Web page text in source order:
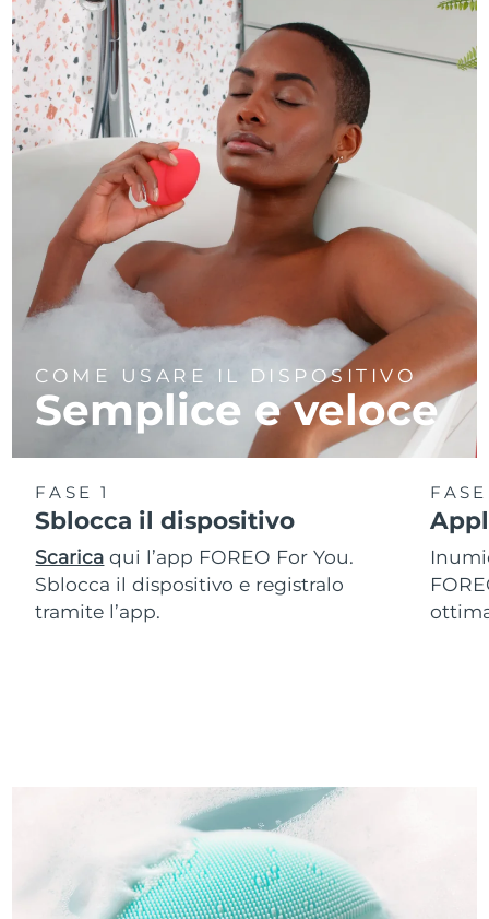
COME USARE IL DISPOSITIVO
Semplice e veloce
FASE 1
Sblocca il dispositivo
Scarica qui l’app FOREO For You.
Sblocca il dispositivo e registralo
tramite l’app.